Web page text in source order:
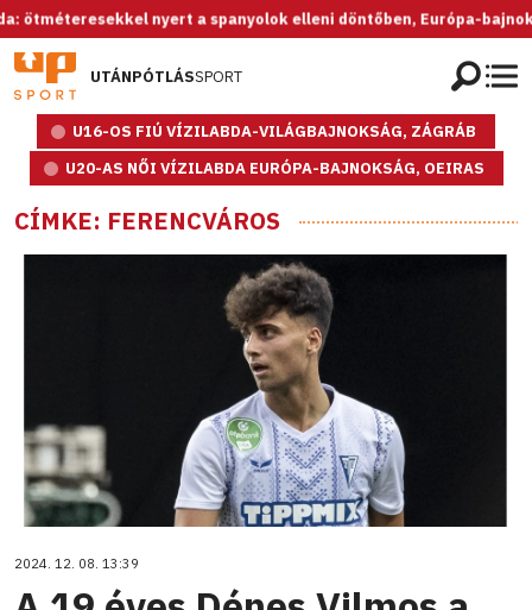
nyert a spanyolok elleni döntőben, Európa-bajnok az U20-as
UTÁNPÓTLÁSSPORT
U16-OS FIÚ VÍZILABDA-VILÁGBAJNOKSÁG, ZÁGRÁB
U20-AS NŐI VÍZILABDA EURÓPA-BAJNOKSÁG, OEIRAS
CÍMKE: FERENCVÁROS
2024. 12. 08. 13:39